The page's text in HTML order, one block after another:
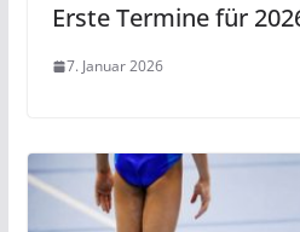
Erste Termine für
7. Januar 2026